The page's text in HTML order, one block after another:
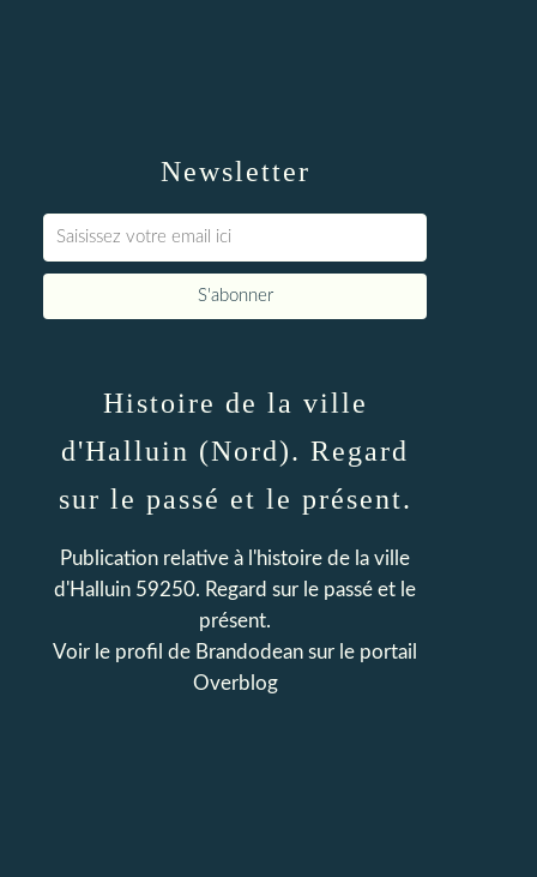
Newsletter
Histoire de la ville
d'Halluin (Nord). Regard
sur le passé et le présent.
Publication relative à l'histoire de la ville
d'Halluin 59250. Regard sur le passé et le
présent.
Voir le profil de Brandodean sur le portail
Overblog